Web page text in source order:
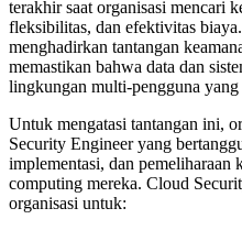
terakhir saat organisasi mencari
fleksibilitas, dan efektivitas
menghadirkan tantangan
memastikan bahwa data dan
lingkungan multi-pengguna
Untuk mengatasi tantangan ini,
Security Engineer yang
implementasi, dan pemeliharaan
computing mereka. Cloud
organisasi untuk: